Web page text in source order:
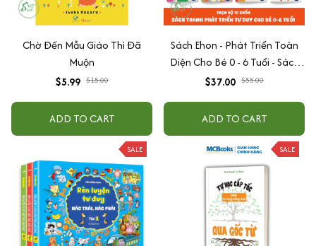
Chờ Đến Mẫu Giáo Thì Đã
Muộn
$5.99 $15.00
ADD TO CART
Sách Ehon - Phát Triển Toàn
Diện Cho Bé 0 - 6 Tuổi - Sách
Song Ngữ Việt - Anh
$37.00 $55.00
ADD TO CART
SALE SALE